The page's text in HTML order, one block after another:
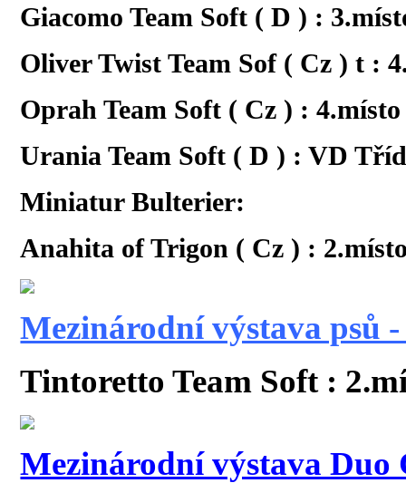
Giacomo Team Soft ( D ) :
Oliver Twist Team Sof ( Cz ) t :
Oprah Team Soft ( Cz ) :
Urania Team Soft ( D ) : VD
Miniatur Bulterier:
Anahita of Trigon ( Cz ) :
Mezinárodní výstava psů
Tintoretto Team Soft :
Mezinárodní výstava